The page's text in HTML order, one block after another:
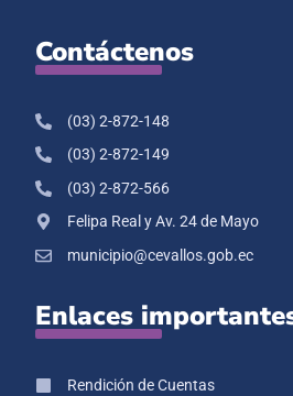
Contáctenos
(03) 2-872-148
(03) 2-872-149
(03) 2-872-566
Felipa Real y Av. 24 de Mayo
municipio@cevallos.gob.ec
Enlaces
Rendición de Cuentas